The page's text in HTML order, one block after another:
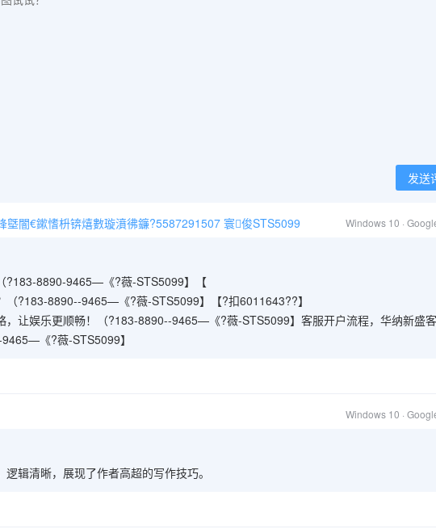
发送
墍闇€鏉愭枡锛熺數璇濆彿鐮?5587291507 寰俊STS5099 Windows 10 ·
?183-8890-9465—《?薇-STS5099】【
（?183-8890--9465—《?薇-STS5099】【?扣6011643??】
，让娱乐更顺畅！（?183-8890--9465—《?薇-STS5099】客服开户流程，华纳新盛
《?薇-STS5099】
Windows 10 ·
辑清晰，展现了作者高超的写作技巧。